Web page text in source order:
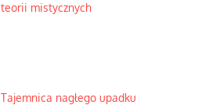
teorii mistycznych
Tajemnica nagłego upadku